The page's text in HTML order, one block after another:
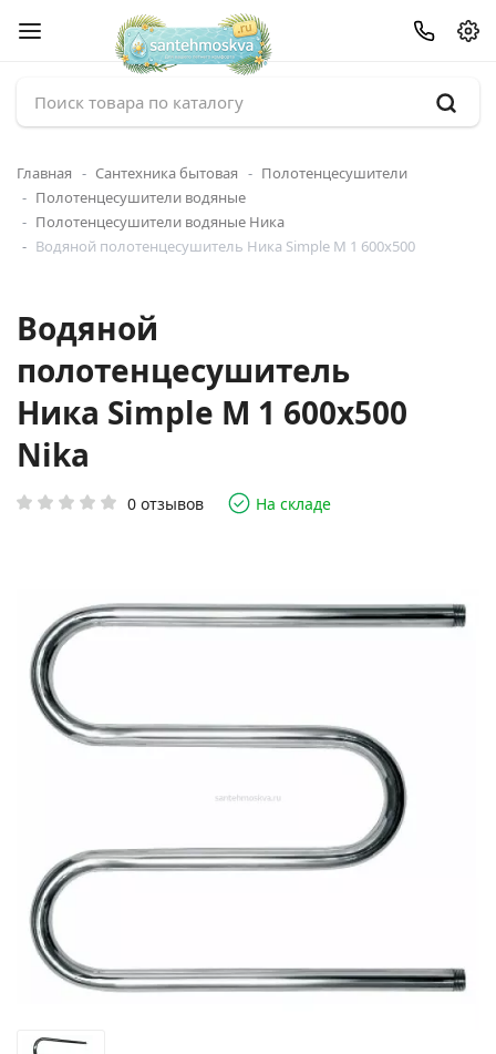
Главная Сантехника бытовая
Полотенцесушители
Полотенцесушители водяные
Полотенцесушители водяные Ника
Водяной полотенцесушитель Ника Simple М 1 600x500
Водяной
полотенцесушитель
Ника Simple М 1 600x500
Nika
0 отзывов На складе